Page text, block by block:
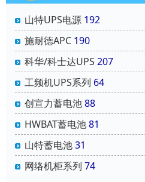
山特UPS电源 192
施耐德APC 190
科华/科士达UPS 207
工频机UPS系列 64
创宣力蓄电池88
HWBAT蓄电池81
山特蓄电池31
网络机柜系列 74